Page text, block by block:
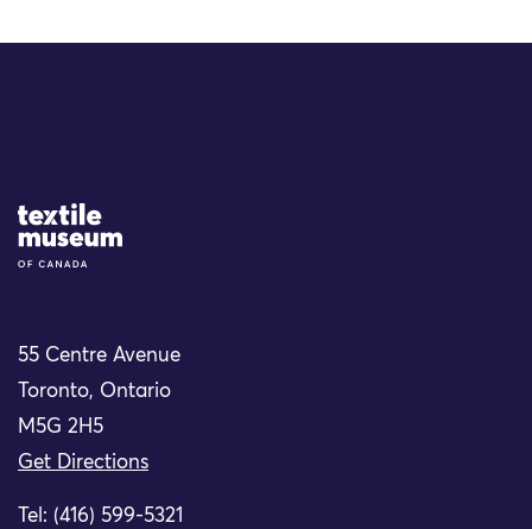
Site Logo
55 Centre Avenue
Toronto, Ontario
M5G 2H5
Get Directions
Tel: (416) 599-5321